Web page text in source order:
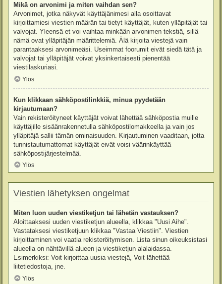
Mikä on arvonimi ja miten vaihdan sen?
Arvonimet, jotka näkyvät käyttäjänimesi alla osoittavat
kirjoittamiesi viestien määrän tai tietyt käyttäjät, kuten ylläpitäjät tai
valvojat. Yleensä et voi vaihtaa minkään arvonimen tekstiä, sillä
nämä ovat ylläpitäjän määrittelemiä. Älä kirjoita viestejä vain
parantaaksesi arvonimeäsi. Useimmat foorumit eivät siedä tätä ja
valvojat tai ylläpitäjät voivat yksinkertaisesti pienentää
viestilaskuriasi.
Ylös
Kun klikkaan sähköpostilinkkiä, minua pyydetään
kirjautumaan?
Vain rekisteröityneet käyttäjät voivat lähettää sähköpostia muille
käyttäjille sisäänrakennetulla sähköpostilomakkeella ja vain jos
ylläpitäjä sallii tämän ominaisuuden. Kirjautuminen vaaditaan, jotta
tunnistautumattomat käyttäjät eivät voisi väärinkäyttää
sähköpostijärjestelmää.
Ylös
Viestien lähetyksen ongelmat
Miten luon uuden viestiketjun tai lähetän vastauksen?
Aloittaaksesi uuden viestiketjun alueella, klikkaa "Uusi Aihe".
Vastataksesi viestiketjuun klikkaa "Vastaa Viestiin". Viestien
kirjoittaminen voi vaatia rekisteröitymisen. Lista sinun oikeuksistasi
alueella on nähtävillä alueen ja viestiketjun alalaidassa.
Esimerkiksi: Voit kirjoittaa uusia viestejä, Voit lähettää
liitetiedostoja, jne.
Ylös